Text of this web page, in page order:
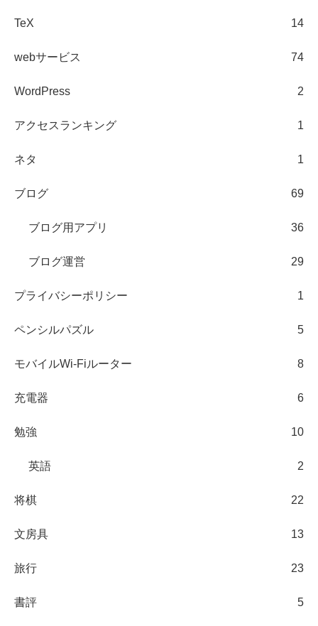
TeX 14
webサービス 74
WordPress 2
アクセスランキング 1
ネタ 1
ブログ 69
ブログ用アプリ 36
ブログ運営 29
プライバシーポリシー 1
ペンシルパズル 5
モバイルWi-Fiルーター 8
充電器 6
勉強 10
英語 2
将棋 22
文房具 13
旅行 23
書評 5